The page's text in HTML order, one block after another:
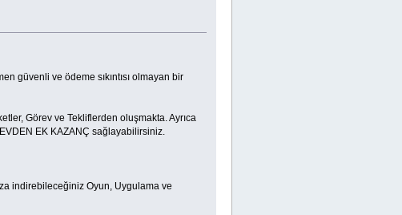
güvenli ve ödeme sıkıntısı olmayan bir
Görev ve Tekliflerden oluşmakta. Ayrıca
EK KAZANÇ sağlayabilirsiniz.
indirebileceğiniz Oyun, Uygulama ve